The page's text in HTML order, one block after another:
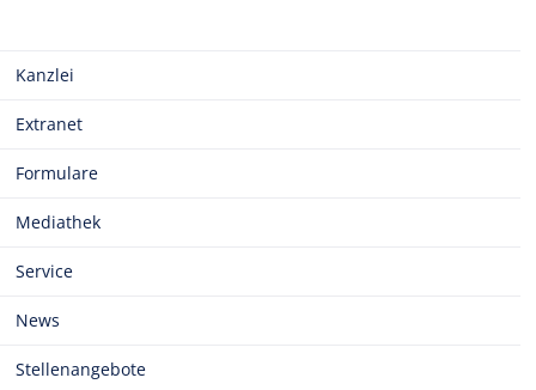
Kanzlei
Extranet
Formulare
Mediathek
Service
News
Stellenangebote